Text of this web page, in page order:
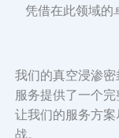
凭借在此领域的
我们的真空浸渗
服务提供了一个
让我们的服务方
战。